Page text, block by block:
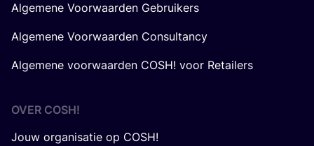
Algemene Voorwaarden Gebruikers
Algemene Voorwaarden Consultancy
Algemene voorwaarden COSH! voor Retailers
OVER COSH!
Jouw organisatie op COSH!